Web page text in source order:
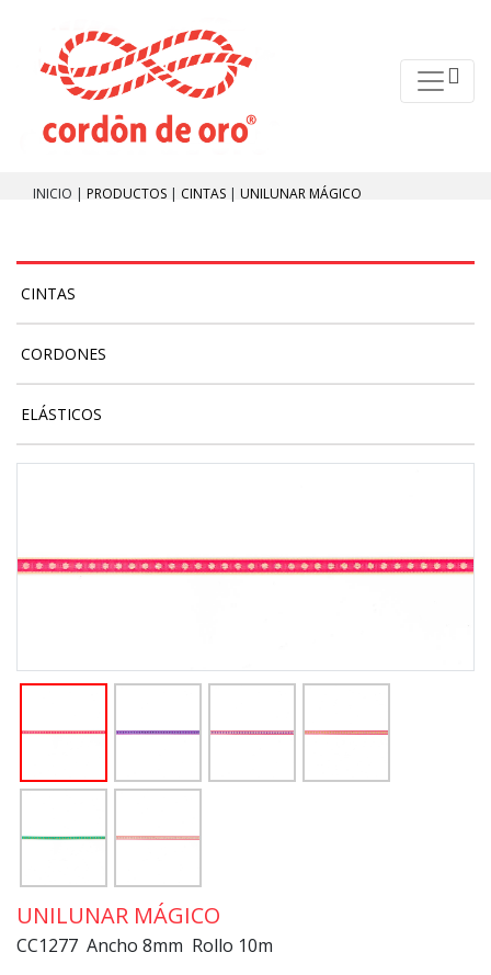
INICIO | PRODUCTOS | CINTAS | UNILUNAR MÁGICO
CINTAS
CORDONES
ELÁSTICOS
UNILUNAR MÁGICO
CC1277 Ancho 8mm Rollo 10m